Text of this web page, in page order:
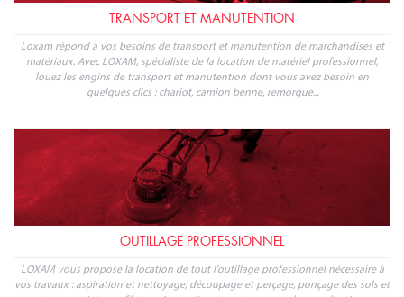
TRANSPORT ET MANUTENTION
Loxam répond à vos besoins de transport et manutention de marchandises et
matériaux. Avec LOXAM, spécialiste de la location de matériel professionnel,
louez les engins de transport et manutention dont vous avez besoin en
quelques clics : chariot, camion benne, remorque...
OUTILLAGE PROFESSIONNEL
LOXAM vous propose la location de tout l'outillage professionnel nécessaire à
vos travaux : aspiration et nettoyage, découpage et perçage, ponçage des sols et